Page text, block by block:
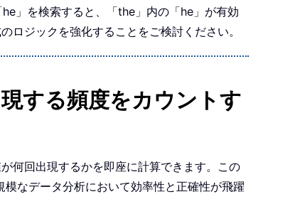
」を検索すると、「the」内の「he」が有効
ロジックを強化することをご検討ください。
する頻度をカウントす
何回出現するかを即座に計算できます。この
なデータ分析において効率性と正確性が飛躍